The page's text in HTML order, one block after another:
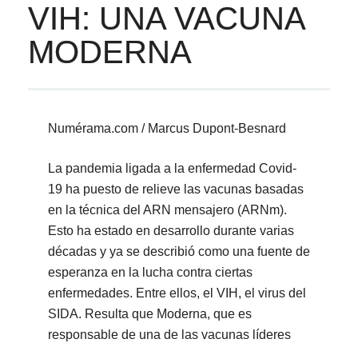
VIH: UNA VACUNA
MODERNA
Numérama.com / Marcus Dupont-Besnard
La pandemia ligada a la enfermedad Covid-
19 ha puesto de relieve las vacunas basadas
en la técnica del ARN mensajero (ARNm).
Esto ha estado en desarrollo durante varias
décadas y ya se describió como una fuente de
esperanza en la lucha contra ciertas
enfermedades. Entre ellos, el VIH, el virus del
SIDA. Resulta que Moderna, que es
responsable de una de las vacunas líderes